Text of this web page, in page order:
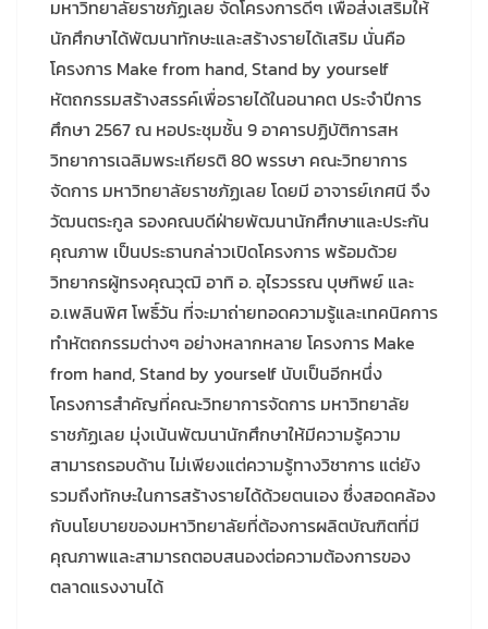
มหาวิทยาลัยราชภัฏเลย จัดโครงการดีๆ เพื่อส่งเสริมให้
นักศึกษาได้พัฒนาทักษะและสร้างรายได้เสริม นั่นคือ
โครงการ Make from hand, Stand by yourself
หัตถกรรมสร้างสรรค์เพื่อรายได้ในอนาคต ประจำปีการ
ศึกษา 2567 ณ หอประชุมชั้น 9 อาคารปฏิบัติการสห
วิทยาการเฉลิมพระเกียรติ 80 พรรษา คณะวิทยาการ
จัดการ มหาวิทยาลัยราชภัฏเลย โดยมี อาจารย์เกศนี จึง
วัฒนตระกูล รองคณบดีฝ่ายพัฒนานักศึกษาและประกัน
คุณภาพ เป็นประธานกล่าวเปิดโครงการ พร้อมด้วย
วิทยากรผู้ทรงคุณวุฒิ อาทิ อ. อุไรวรรณ บุษทิพย์ และ
อ.เพลินพิศ โพธิ์วัน ที่จะมาถ่ายทอดความรู้และเทคนิคการ
ทำหัตถกรรมต่างๆ อย่างหลากหลาย โครงการ Make
from hand, Stand by yourself นับเป็นอีกหนึ่ง
โครงการสำคัญที่คณะวิทยาการจัดการ มหาวิทยาลัย
ราชภัฏเลย มุ่งเน้นพัฒนานักศึกษาให้มีความรู้ความ
สามารถรอบด้าน ไม่เพียงแต่ความรู้ทางวิชาการ แต่ยัง
รวมถึงทักษะในการสร้างรายได้ด้วยตนเอง ซึ่งสอดคล้อง
กับนโยบายของมหาวิทยาลัยที่ต้องการผลิตบัณฑิตที่มี
คุณภาพและสามารถตอบสนองต่อความต้องการของ
ตลาดแรงงานได้